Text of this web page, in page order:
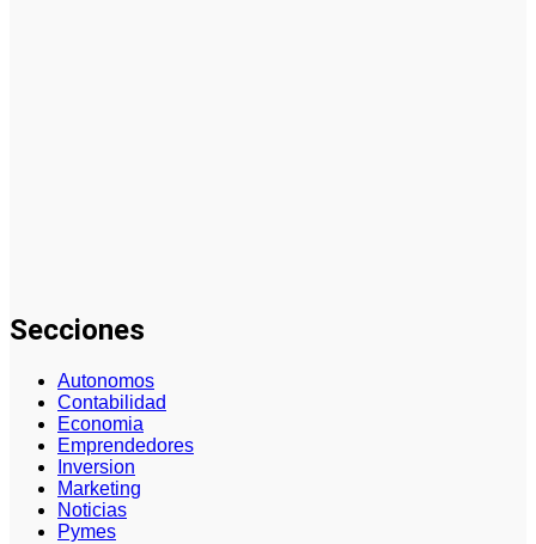
Secciones
Autonomos
Contabilidad
Economia
Emprendedores
Inversion
Marketing
Noticias
Pymes